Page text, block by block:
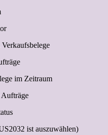
im Zeitraum
Aufträge
ist auszuwählen)